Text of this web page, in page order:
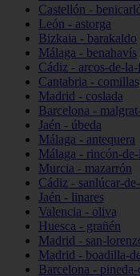
Castellón -
León - astorga
Bizkaia - barakaldo
Málaga - benahavís
Cádiz - arcos-de-
Cantabria - comillas
Madrid - coslada
Barcelona -
Jaén - úbeda
Málaga - antequera
Málaga - rincón-
Murcia - mazarrón
Cádiz - sanlúcar-
Jaén - linares
Valencia - oliva
Huesca - grañén
Madrid - san-
Madrid - boadilla-
Barcelona -